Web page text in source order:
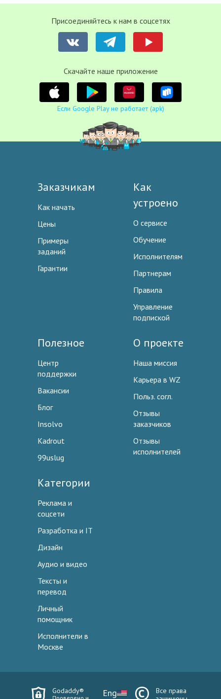
Присоединяйтесь к нам в соцсетях
Cкачайте наше приложение
Если Google Play не работает (apk)
Заказчикам
Как начать
Цены
Примеры
заданий
Гарантии
Как
устроено
О сервисе
Обучение
Исполнителям
Партнерам
Правила
Управление
подпиской
Полезное
Центр
поддержки
Вакансии
Блог
Insolvo
Kadrout
99uslug
О проекте
Наша миссия
Карьера в WZ
Польз. согл.
Отзывы
заказчиков
Отзывы
исполнителей
Категории
Реклама и
соцсети
Разработка и IT
Дизайн
Аудио и видео
Тексты и
перевод
Личный
помощник
Исполнители в
Москве
Godaddy® Eng
Все права